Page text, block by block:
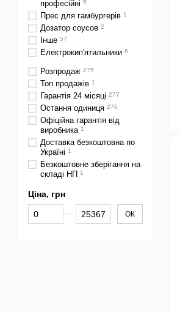
профеcійні 5
Прес для гамбургерів 1
Дозатор соусов 2
Інше 57
Електрокип'ятильники 6
Розпродаж 275
Топ продажів 1
Гарантія 24 місяці 277
Остання одиниця 276
Офіційна гарантія від
виробника 1
Доставка безкоштовна по
Україні 1
Безкоштовне зберігання на
складі НП
1
Ціна, грн
Від Ціна, грн
До Ціна, грн ОК